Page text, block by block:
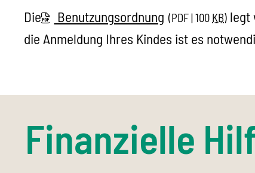
Die Benutzungsordnung (PDF | 100 KB) legt
die Anmeldung Ihres Kindes ist es
Finanzielle